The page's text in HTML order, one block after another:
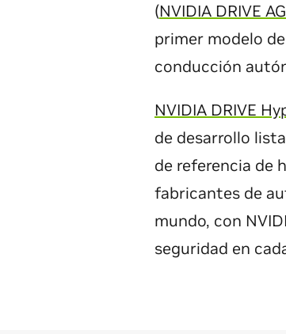
(NVIDIA DRIVE
primer modelo
conducción
NVIDIA DRIVE
de desarrollo
de referencia de
fabricantes de
mundo, con
seguridad en